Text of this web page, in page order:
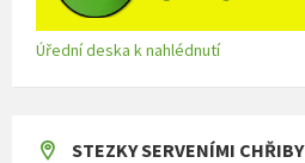
Úřední deska k nahlédnutí
STEZKY SERVENÍMI CHŘIBY